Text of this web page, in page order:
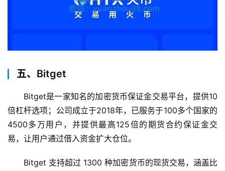
五、Bitget
Bitget是一家知名的加密货币保证金交易平台，提供10
倍杠杆选项；公司成立于2018年，已服务于100多个国家的
4500多万用户，并提供最高125倍的期货合约保证金交
易，让用户通过借入资金扩大仓位。
Bitget 支持超过 1300 种加密货币的现货交易，涵盖比